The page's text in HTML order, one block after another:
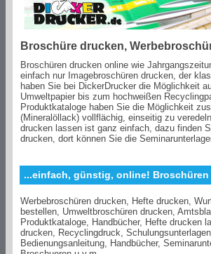
Broschüre drucken,
Broschüren drucken online wie
einfach nur Imagebroschüren drucken, der
haben Sie bei DickerDrucker die Möglichkeit
Umweltpapier bis zum hochweißen
Produktkataloge haben Sie die Möglichkeit
(Mineralöllack) vollflächig, einseitig zu
drucken lassen ist ganz einfach, dazu finden
drucken, dort können Sie die
...einfach, günstig, online!
Werbebroschüren drucken, Hefte drucken,
bestellen, Umweltbroschüren drucken,
Produktkataloge, Handbücher, Hefte drucken
drucken, Recyclingdruck,
Bedienungsanleitung, Handbücher,